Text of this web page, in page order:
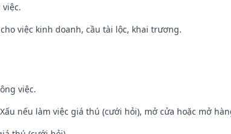
việc.
việc kinh doanh, cầu tài lộc, khai trương.
việc.
nếu làm việc giá thú (cưới hỏi), mở cửa hoặc mở